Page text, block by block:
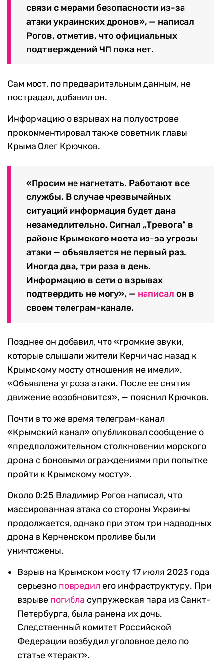
связи с мерами безопасности из-за
атаки украинских дронов», — написал
Рогов, отметив, что официальных
подтверждений ЧП пока нет.
Сам мост, по предварительным данным, не
пострадал, добавил он.
Информацию о взрывах на полуострове
прокомментировал также советник главы
Крыма Олег Крючков.
«Просим не нагнетать. Работают все
службы. В случае чрезвычайных
ситуаций информация будет дана
незамедлительно. Сигнал „Тревога“ в
районе Крымского моста из-за угрозы
атаки — объявляется не первый раз.
Иногда два, три раза в день.
Информацию в сети о взрывах
подтвердить не могу», — написал он в
своем телеграм-канале.
Позднее он добавил, что «громкие звуки,
которые слышали жители Керчи час назад к
Крымскому мосту отношения не имели».
«Объявлена угроза атаки. После ее снятия
движение возобновится», — пояснил Крючков.
Почти в то же время телеграм-канал
«Крымский канал» опубликовал сообщение о
«предположительном столкновении морского
дрона с боновыми ограждениями при попытке
пройти к Крымскому мосту».
Около 0:25 Владимир Рогов написал, что
массированная атака со стороны Украины
продолжается, однако при этом три надводных
дрона в Керченском проливе были
уничтожены.
Взрыв на Крымском мосту 17 июля 2023 года
серьезно повредил его инфраструктуру. При
взрыве погибла супружеская пара из Санкт-
Петербурга, была ранена их дочь.
Следственный комитет Российской
Федерации возбудил уголовное дело по
статье «теракт».